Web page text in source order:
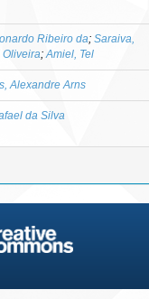
Ribeiro da; Saraiva,
; Amiel, Tel
Alexandre Arns
da Silva